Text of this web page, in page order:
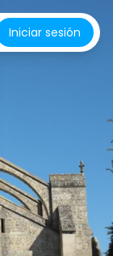
Iniciar sesión